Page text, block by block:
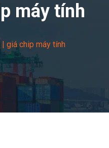
máy tính
| giá chip máy tính